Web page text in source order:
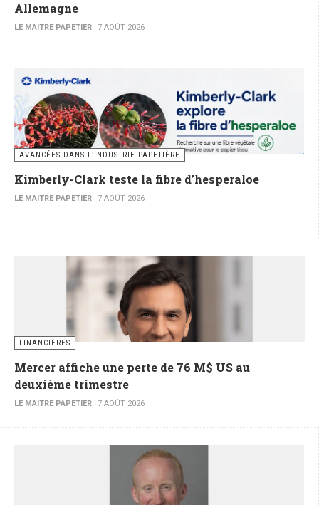
Allemagne
LE MAITRE PAPETIER 7 AOÛT 2026
AVANCÉES DANS L’INDUSTRIE PAPETIÈRE
Kimberly-Clark teste la fibre d’hesperaloe
LE MAITRE PAPETIER 7 AOÛT 2026
FINANCIÈRES
Mercer affiche une perte de 76 M$ US au
deuxième trimestre
LE MAITRE PAPETIER 7 AOÛT 2026